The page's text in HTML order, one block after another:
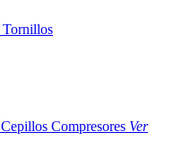
Tornillos
Cepillos Compresores Ver